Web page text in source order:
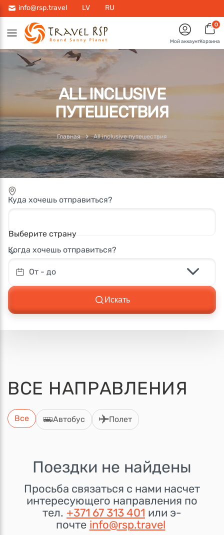
info@rsp.travel LV RU
Мой аккаунт
0
Корзина
ALL INCLUSIVE
ПУТЕШЕСТВИЯ
Главная All inclusive путешествия
Куда хочешь отправиться?
Выберите страну
Когда хочешь отправиться?
От - до
Искать
ВСЕ НАПРАВЛЕНИЯ
Все Автобус Полет
Поездки не найдены
Просьба связаться с нами насчет
интересующего направления по
тел. +371 67 313 401 или э-
почте info@rsp.travel